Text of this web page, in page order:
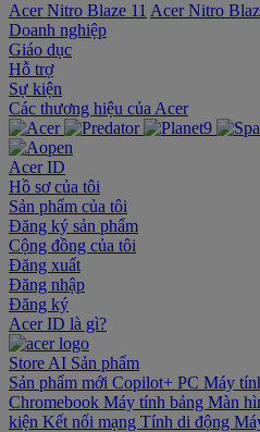
Acer Nitro Blaze 11 Acer Nitro
Doanh nghiệp
Giáo dục
Hỗ trợ
Sự kiện
‌Các thương hiệu của Acer
Acer ID
Hồ sơ của tôi
Sản phẩm của tôi
Đăng ký sản phẩm
Cộng đồng của tôi
Đăng xuất
Đăng nhập
Đăng ký
Acer ID là gì?
Store AI Sản phẩm
Sản phẩm mới Copilot+ PC Máy
Chromebook Máy tính bảng Màn
kiện Kết nối mạng Tính di động